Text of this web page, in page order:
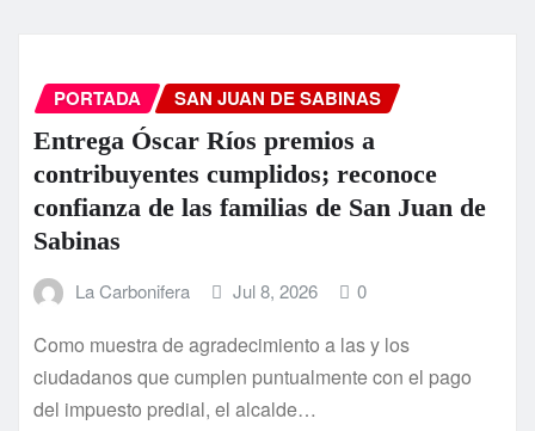
PORTADA SAN JUAN DE SABINAS
Entrega Óscar Ríos premios a
contribuyentes cumplidos; reconoce
confianza de las familias de San Juan de
Sabinas
La Carbonifera Jul 8, 2026 0
Como muestra de agradecimiento a las y los
ciudadanos que cumplen puntualmente con el pago
del impuesto predial, el alcalde…